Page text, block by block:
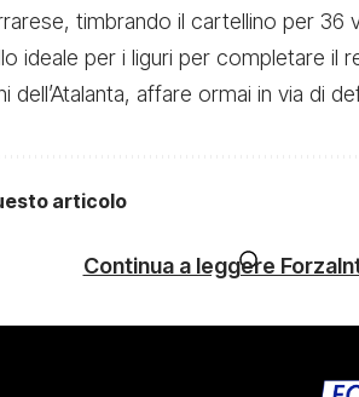
timbrando il cartellino per 36
ideale per i liguri per completare il
dell’Atalanta, affare ormai in via di
articolo
Continua a leggere